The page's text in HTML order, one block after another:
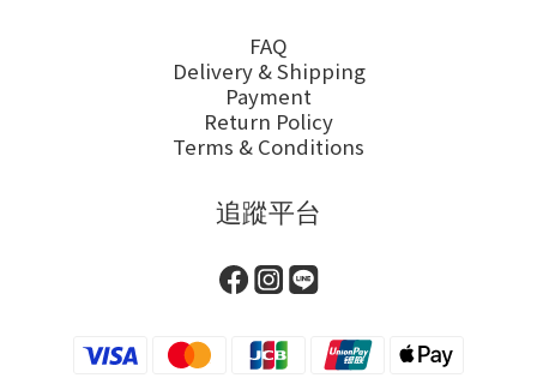
FAQ
Delivery & Shipping
Payment
Return Policy
Terms & Conditions
追蹤平台